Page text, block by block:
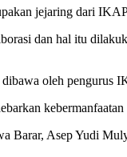
jejaring dari
dan hal itu
oleh
Barar, Asep Yudi